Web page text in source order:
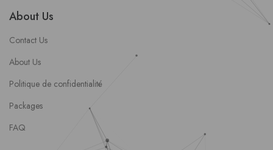
About Us
Contact Us
About Us
Politique de confidentialité
Packages
FAQ